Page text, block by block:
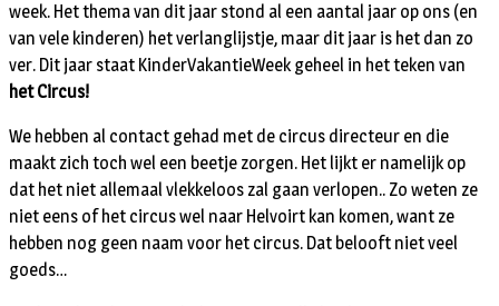
week. Het thema van dit jaar stond al een aantal jaar op ons (en
van vele kinderen) het verlanglijstje, maar dit jaar is het dan zo
ver. Dit jaar staat KinderVakantieWeek geheel in het teken van
het Circus!
We hebben al contact gehad met de circus directeur en die
maakt zich toch wel een beetje zorgen. Het lijkt er namelijk op
dat het niet allemaal vlekkeloos zal gaan verlopen.. Zo weten ze
niet eens of het circus wel naar Helvoirt kan komen, want ze
hebben nog geen naam voor het circus. Dat belooft niet veel
goeds…